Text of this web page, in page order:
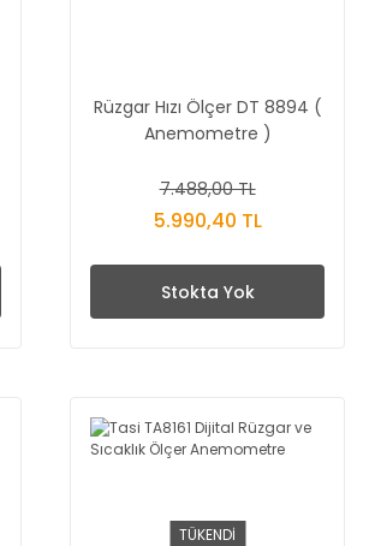
Rüzgar Hızı Ölçer DT 8894 (
Anemometre )
7.488,00 TL
5.990,40 TL
Stokta Yok
TÜKENDİ